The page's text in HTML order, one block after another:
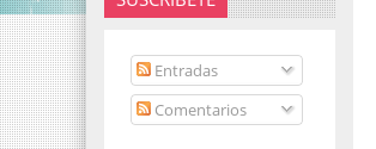
Entradas
Comentarios